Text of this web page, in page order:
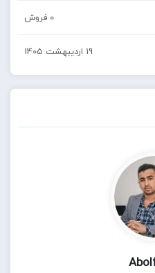
0 فروش
19 اردیبهشت 1405